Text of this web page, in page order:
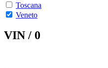
Toscana
Veneto
VIN / 0